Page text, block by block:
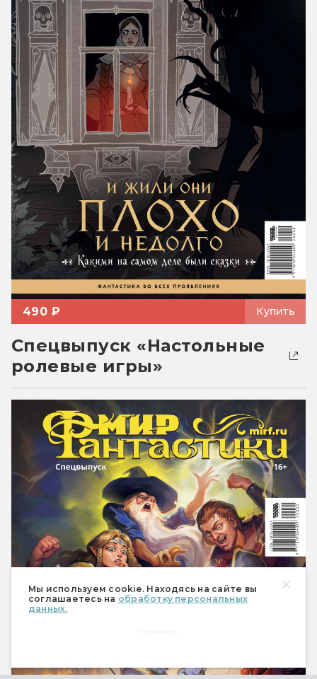
Мы используем cookie. Находясь на сайте вы
соглашаетесь на обработку персональных
данных.
490 ₽ Купить
Спецвыпуск «Настольные
ролевые игры»